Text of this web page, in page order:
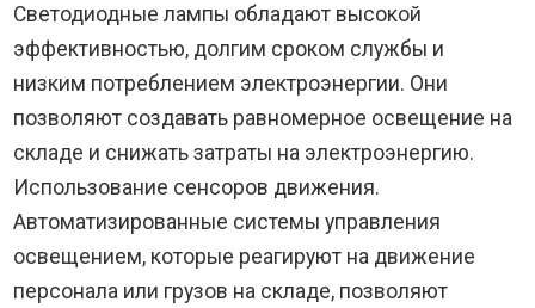
Светодиодные лампы обладают высокой
эффективностью, долгим сроком службы и
низким потреблением электроэнергии. Они
позволяют создавать равномерное освещение на
складе и снижать затраты на электроэнергию.
Использование сенсоров движения.
Автоматизированные системы управления
освещением, которые реагируют на движение
персонала или грузов на складе, позволяют